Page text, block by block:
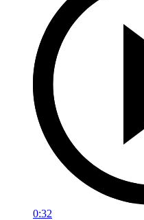
0:32